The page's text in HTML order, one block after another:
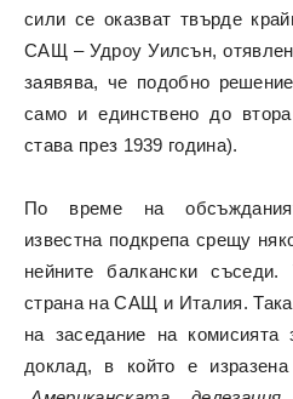
сили се оказват твърде
САЩ – Удроу Уилсън,
заявява, че подобно
само и единствено до
става през 1939 година).
По време на
известна подкрепа срещу
нейните балкански
страна на САЩ и Италия.
на заседание на комисията
доклад, в който е изразена